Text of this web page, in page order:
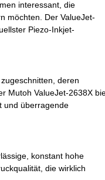
interessant, die
möchten. Der ValueJet-
Piezo-Inkjet-
deren
Mutoh ValueJet-2638X
und überragende
konstant hohe
die wirklich